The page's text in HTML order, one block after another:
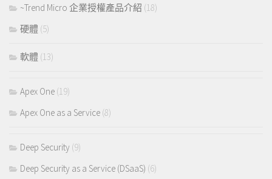
~Trend Micro 企業授權產品介紹 (18)
硬體 (5)
軟體 (13)
Apex One (19)
Apex One as a Service (8)
Deep Security (9)
Deep Security as a Service (DSaaS) (6)